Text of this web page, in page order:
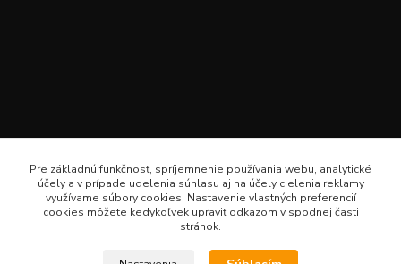
Pre základnú funkčnosť, spríjemnenie používania webu, analytické
účely a v prípade udelenia súhlasu aj na účely cielenia reklamy
využívame súbory cookies. Nastavenie vlastných preferencií
cookies môžete kedykoľvek upraviť odkazom v spodnej časti
stránok.